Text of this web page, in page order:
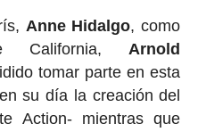
Anne Hidalgo, como
California,Arnold
tomar parte en esta
su día la creación del
Action- mientras que